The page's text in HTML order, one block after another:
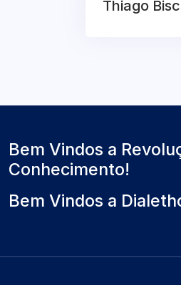
Thiago
Bem Vindos a
Conhecimento!
Bem Vindos a